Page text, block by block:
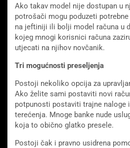
Ako takav model nije dostupan u
potrošači mogu poduzeti
na jeftiniji ili bolji model računa u
kojeg mnogi korisnici računa
utjecati na njihov novčanik.
Tri mogućnosti preseljenja
Postoji nekoliko opcija za
Ako želite sami postaviti novi
potpunosti postaviti trajne naloge
terećenja. Mnoge banke nude
koja to obično glatko presele.
Postoji čak i pravno usidrena